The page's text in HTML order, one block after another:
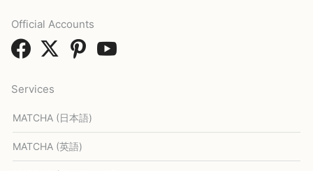
Services
MATCHA (日本語)
MATCHA (英語)
Official Accounts